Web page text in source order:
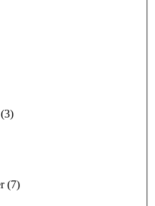
Waterbeschikbaarheid (3)
Agrarisch natuurbeheer (7)